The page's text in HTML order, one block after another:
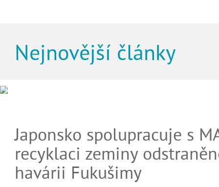
Nejnovější články
Japonsko spolupracuje s
recyklaci zeminy
havárii Fukušimy